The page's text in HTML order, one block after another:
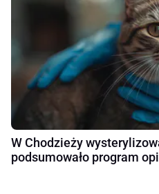
W Chodzieży
podsumowało program